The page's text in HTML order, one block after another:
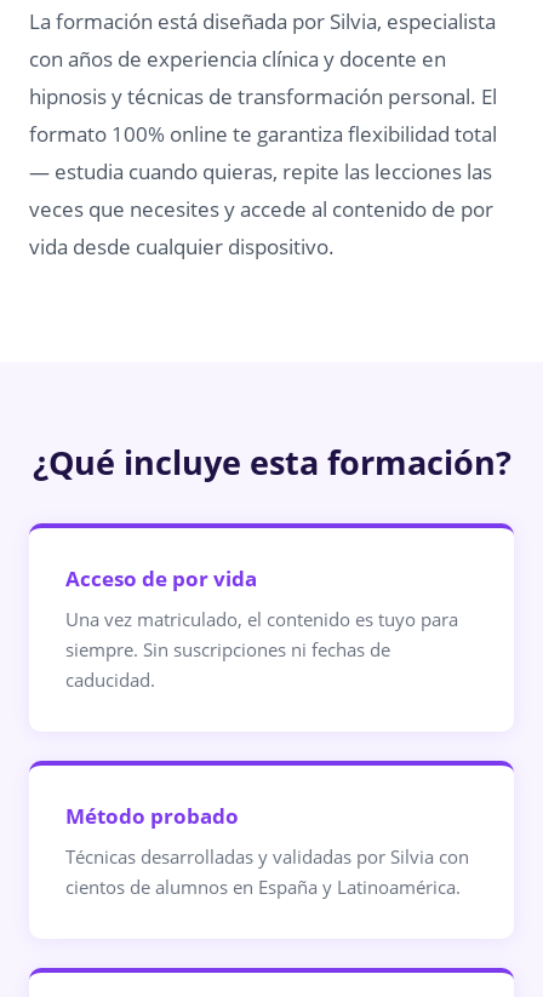
La formación está diseñada por Silvia, especialista
con años de experiencia clínica y docente en
hipnosis y técnicas de transformación personal. El
formato 100% online te garantiza flexibilidad total
— estudia cuando quieras, repite las lecciones las
veces que necesites y accede al contenido de por
vida desde cualquier dispositivo.
¿Qué incluye esta formación?
Acceso de por vida
Una vez matriculado, el contenido es tuyo para
siempre. Sin suscripciones ni fechas de
caducidad.
Método probado
Técnicas desarrolladas y validadas por Silvia con
cientos de alumnos en España y Latinoamérica.